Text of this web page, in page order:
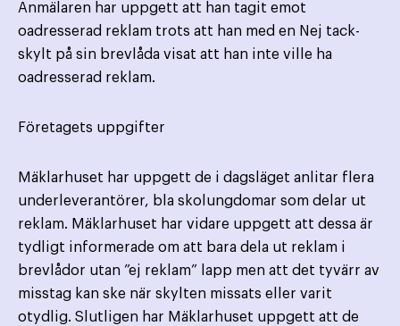
Anmälaren har uppgett att han tagit emot
oadresserad reklam trots att han med en Nej tack-
skylt på sin brevlåda visat att han inte ville ha
oadresserad reklam.
Företagets uppgifter
Mäklarhuset har uppgett de i dagsläget anlitar flera
underleverantörer, bla skolungdomar som delar ut
reklam. Mäklarhuset har vidare uppgett att dessa är
tydligt informerade om att bara dela ut reklam i
brevlådor utan ”ej reklam” lapp men att det tyvärr av
misstag kan ske när skylten missats eller varit
otydlig. Slutligen har Mäklarhuset uppgett att de